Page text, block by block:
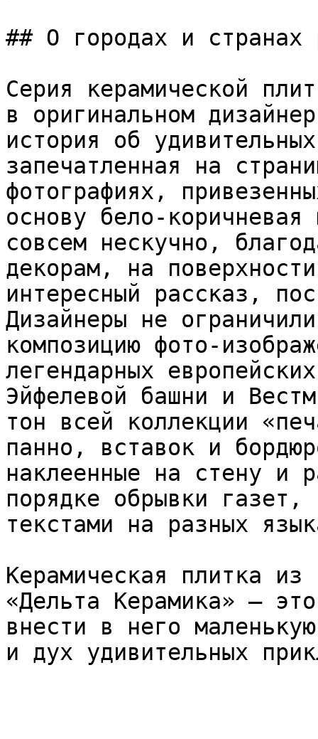
## О городах и странах
Серия керамической
в оригинальном
история об
запечатленная на
фотографиях,
основу бело-
совсем нескучно,
декорам, на
интересный рассказ,
Дизайнеры не
композицию фото-
легендарных
Эйфелевой башни и
тон всей коллекции
панно, вставок и
наклеенные на стену и
порядке обрывки
текстами на разных
Керамическая плитка
«Дельта Керамика» –
внести в него
и дух удивительных